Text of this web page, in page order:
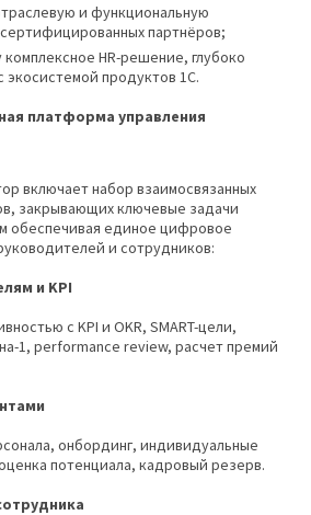
и функциональную
партнёров;
HR-решение, глубоко
экосистемой продуктов 1С.
платформа управления
включает набор взаимосвязанных
закрывающих ключевые задачи
обеспечивая единое цифровое
и сотрудников:
и KPI
с KPI и OKR, SMART-цели,
1, performance review, расчет премий
онбординг, индивидуальные
потенциала, кадровый резерв.